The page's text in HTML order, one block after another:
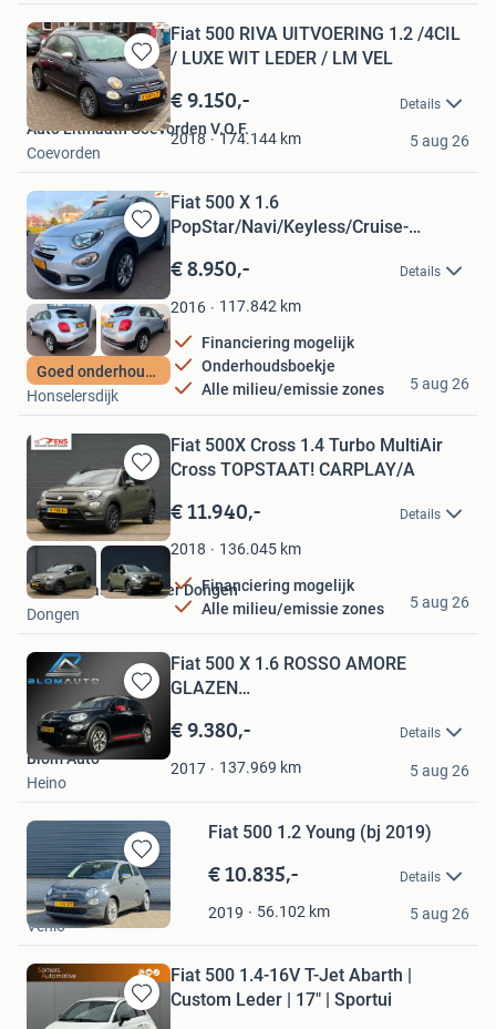
Bewaren
in
Mijn
Favorieten
Fiat 500 RIVA UITVOERING 1.2 /4CIL
/ LUXE WIT LEDER / LM VEL
€ 9.150,- Details
2018 174.144 km
Auto Litmaath Coevorden V.O.F.
Coevorden
5 aug 26
Bewaren
in
Mijn
Favorieten
Goed onderhouden
Fiat 500 X 1.6
PopStar/Navi/Keyless/Cruise-
€ 8.950,- Details
2016 117.842 km
Financiering mogelijk
Onderhoudsboekje
Alle milieu/emissie zones
Westland Occasion
Honselersdijk
5 aug 26
Bewaren
in
Mijn
Favorieten
Fiat 500X Cross 1.4 Turbo MultiAir
Cross TOPSTAAT! CARPLAY/A
€ 11.940,- Details
2018 136.045 km
Financiering mogelijk
Alle milieu/emissie zones
Fens Occasion Center Dongen
Dongen
5 aug 26
Bewaren
in
Mijn
Favorieten
Fiat 500 X 1.6 ROSSO AMORE
GLAZEN
€ 9.380,- Details
2017 137.969 km
Blom Auto
Heino
5 aug 26
Bewaren
in
Mijn
Favorieten
Fiat 500 1.2 Young (bj 2019)
€ 10.835,- Details
2019 56.102 km
SPOTiCAR
Venlo
5 aug 26
Bewaren
Fiat 500 1.4-16V T-Jet Abarth |
Custom Leder | 17" | Sportui